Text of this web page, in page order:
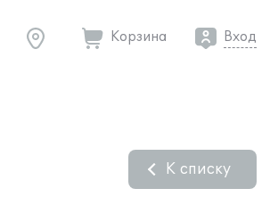
Корзина Вход
К списку